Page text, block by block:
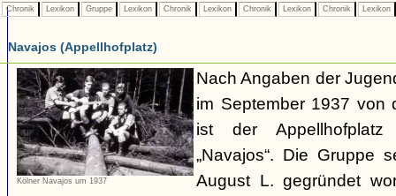
Chronik Lexikon Gruppe Lexikon Chronik Lexikon Chronik Lexikon Chronik Lexikon
Navajos (Appellhofplatz)
Kölner Navajos um 1937
Nach Angaben der
im September 1937 von
ist der
„Navajos“. Die Gruppe
August L. gegründet